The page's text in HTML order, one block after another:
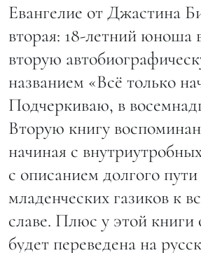
Евангелие от Джастина
вторая: 18-летний юноша
вторую
названием «Всё только
Подчеркиваю, в
Вторую книгу
начиная с
с описанием долгого
младенческих газиков к
славе. Плюс у этой книги
будет переведена на